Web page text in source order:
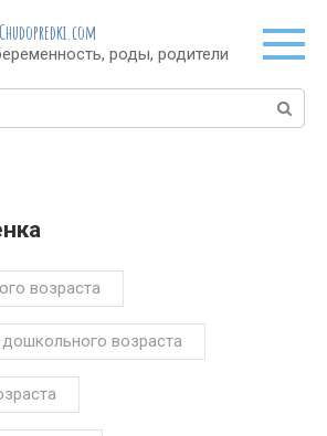
Chudopredki.com
роды, родители
возраста
возраста